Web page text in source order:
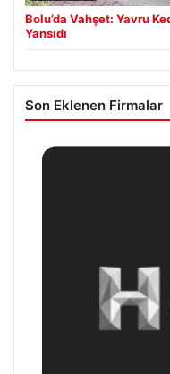
Bolu’da Vahşet: Yavru
Yansıdı
Son Eklenen Firmalar